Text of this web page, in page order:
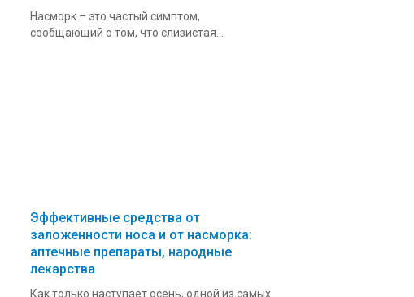
Насморк – это частый симптом,
сообщающий о том, что слизистая...
Эффективные средства от
заложенности носа и от насморка:
аптечные препараты, народные
лекарства
Как только наступает осень, одной из самых